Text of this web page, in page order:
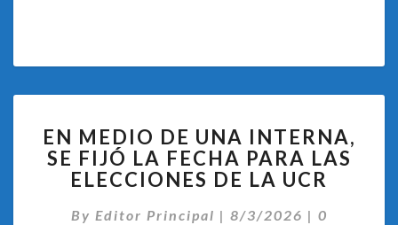
MEDIO
DE
UNA
SE
EN MEDIO DE UNA INTERNA,
SE FIJÓ LA FECHA PARA LAS
ELECCIONES DE LA UCR
By Editor Principal | 8/3/2026 | 0